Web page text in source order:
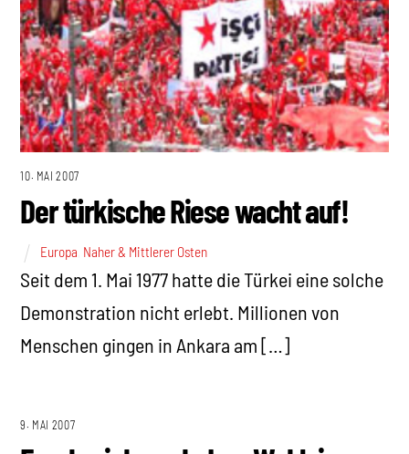
10. MAI 2007
Der türkische Riese wacht auf!
Europa Naher & Mittlerer Osten
Seit dem 1. Mai 1977 hatte die Türkei eine solche
Demonstration nicht erlebt. Millionen von
Menschen gingen in Ankara am […]
9. MAI 2007